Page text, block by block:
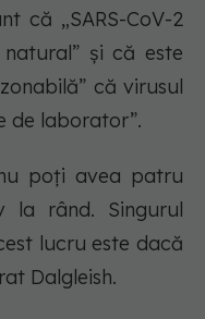
că „SARS-CoV-2
şi că este
că virusul
de laborator”.
poţi avea patru
la rând. Singurul
lucru este dacă
Dalgleish.